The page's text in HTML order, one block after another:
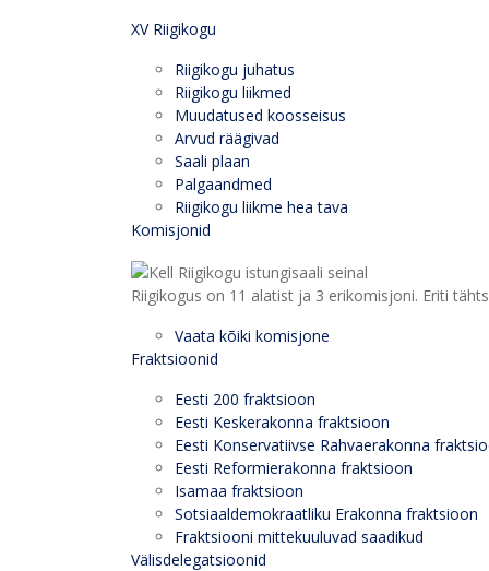
XV Riigikogu
Riigikogu juhatus
Riigikogu liikmed
Muudatused koosseisus
Arvud räägivad
Saali plaan
Palgaandmed
Riigikogu liikme hea tava
Komisjonid
Riigikogus on 11 alatist ja 3 erikomisjoni. Eriti
Vaata kõiki komisjone
Fraktsioonid
Eesti 200 fraktsioon
Eesti Keskerakonna fraktsioon
Eesti Konservatiivse Rahvaerakonna
Eesti Reformierakonna fraktsioon
Isamaa fraktsioon
Sotsiaaldemokraatliku Erakonna fraktsioon
Fraktsiooni mittekuuluvad saadikud
Välisdelegatsioonid